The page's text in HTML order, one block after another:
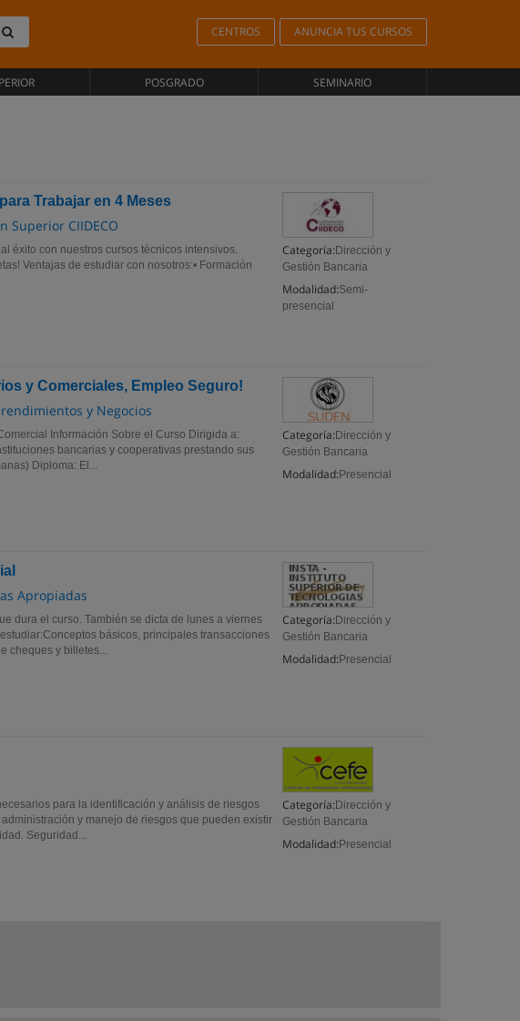
CENTROS ANUNCIA TUS CURSOS
POSGRADO SEMINARIO
Trabajar en 4 Meses
Superior CIIDECO
Categoría: Dirección y
Gestión Bancaria
Modalidad:Semi-
presencial
éxito con nuestros cursos técnicos intensivos.
Ventajas de estudiar con nosotros:• Formación
y Comerciales, Empleo Seguro!
y Negocios
Categoría: Dirección y
Gestión Bancaria
Modalidad: Presencial
Información Sobre el Curso Dirigida a:
bancarias y cooperativas prestando sus
Diploma: El...
Apropiadas
Categoría: Dirección y
Gestión Bancaria
Modalidad: Presencial
dura el curso. También se dicta de lunes a viernes
básicos, principales transacciones
cheques y billetes...
Categoría: Dirección y
Gestión Bancaria
Modalidad: Presencial
para la identificación y análisis de riesgos
y manejo de riesgos que pueden existir
Seguridad...